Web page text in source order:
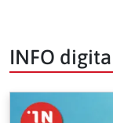
INFO